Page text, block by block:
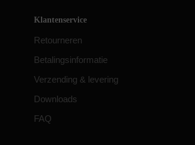
Klantenservice
Retourneren
Betalingsinformatie
Verzending & levering
Downloads
FAQ